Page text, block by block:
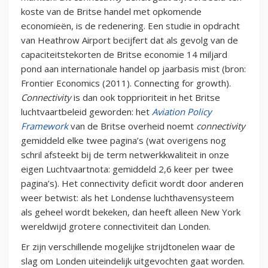
koste van de Britse handel met opkomende
economieën, is de redenering. Een studie in opdracht
van Heathrow Airport becijfert dat als gevolg van de
capaciteitstekorten de Britse economie 14 miljard
pond aan internationale handel op jaarbasis mist (bron:
Frontier Economics (2011). Connecting for growth).
Connectivityis dan ook topprioriteit in het Britse
luchtvaartbeleid geworden: het Aviation Policy
Framework van de Britse overheid noemt connectivity
gemiddeld elke twee pagina’s (wat overigens nog
schril afsteekt bij de term netwerkkwaliteit in onze
eigen Luchtvaartnota: gemiddeld 2,6 keer per twee
pagina’s). Het connectivity deficit wordt door anderen
weer betwist: als het Londense luchthavensysteem
als geheel wordt bekeken, dan heeft alleen New York
wereldwijd grotere connectiviteit dan Londen.
Er zijn verschillende mogelijke strijdtonelen waar de
slag om Londen uiteindelijk uitgevochten gaat worden.